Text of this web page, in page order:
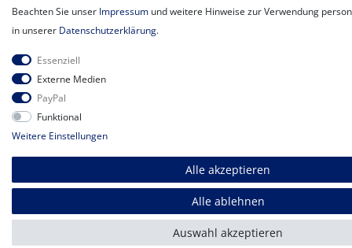
Beachten Sie unser Impressum und weitere Hinweise zur Verwendung
in unserer Daten­schutz­erklärung.
Essenziell
Externe Medien
PayPal
Funktional
Weitere Einstellungen
Alle akzeptieren
Alle ablehnen
Auswahl akzeptieren